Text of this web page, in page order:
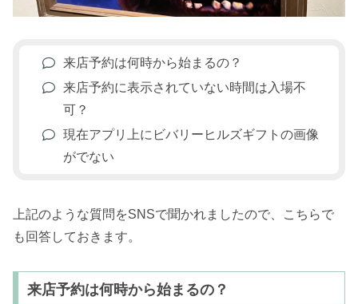
来店予約は何時から始まるの？
来店予約に表示されていない時間は入場不
可？
現在アプリ上にビバリーヒルズギフトの画像
がでない
上記のような質問をSNSで聞かれましたので、こちらで
も回答しておきます。
来店予約は何時から始まるの？